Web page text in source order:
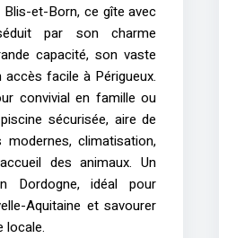
et-Born, ce gîte avec
par son charme
capacité, son vaste
facile à Périgueux.
convivial en famille ou
sécurisée, aire de
modernes, climatisation,
des animaux. Un
Dordogne, idéal pour
Aquitaine et savourer
locale.